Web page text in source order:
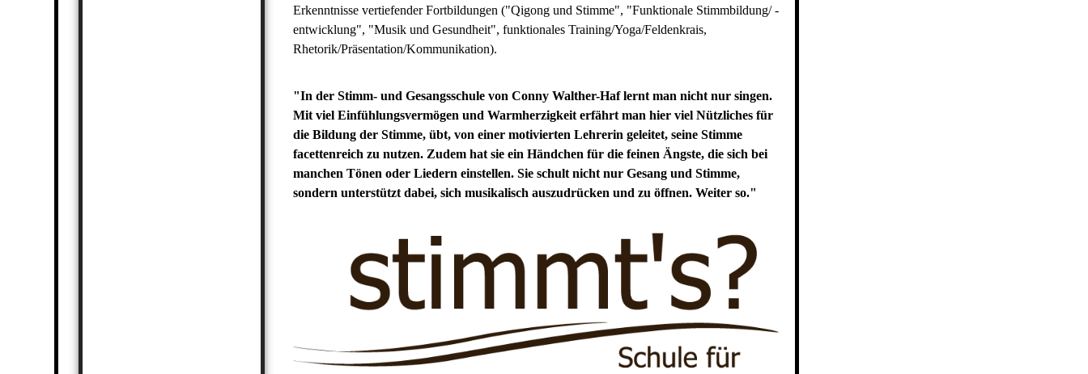
Erkenntnisse vertiefender Fortbildungen ("Qigong und Stimme", "Funktionale Stimmbildung/ -
entwicklung", "Musik und Gesundheit", funktionales Training/Yoga/Feldenkrais,
Rhetorik/Präsentation/Kommunikation).
"In der Stimm- und Gesangsschule von Conny Walther-Haf lernt man nicht nur singen.
Mit viel Einfühlungsvermögen und Warmherzigkeit erfährt man hier viel Nützliches für
die Bildung der Stimme, übt, von einer motivierten Lehrerin geleitet, seine Stimme
facettenreich zu nutzen. Zudem hat sie ein Händchen für die feinen Ängste, die sich bei
manchen Tönen oder Liedern einstellen. Sie schult nicht nur Gesang und Stimme,
sondern unterstützt dabei, sich musikalisch auszudrücken und zu öffnen. Weiter so."